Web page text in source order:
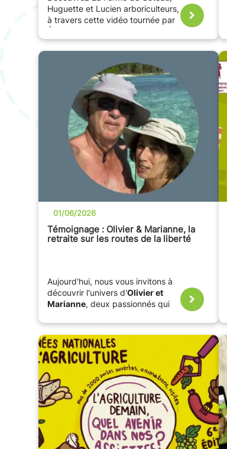
Huguette et Lucien arboriculteurs,
à travers cette vidéo tournée par
01/06/2026
Témoignage : Olivier & Marianne, la
retraite sur les routes de la liberté
Aujourd'hui, nous vous invitons à
découvrir l'univers d'Olivier et
Marianne, deux passionnés qui
sur leur blog, judicieusement
baptisé« Olivier et Marianne sur
les routes de la retraite »